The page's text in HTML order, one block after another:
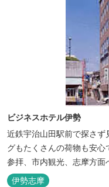
ビジネスホテル伊勢
近鉄宇治山田駅前で探さ
グもたくさんの荷物も安
参拝、市内観光、志摩方面
伊勢志摩